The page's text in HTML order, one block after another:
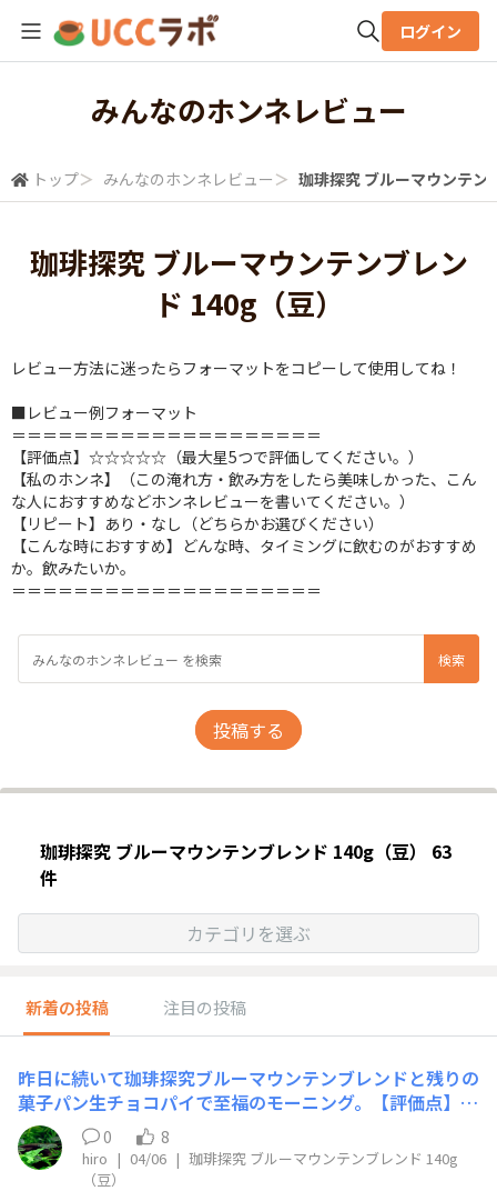
ログイン
みんなのホンネレビュー
トップ＞ みんなのホンネレビュー ＞ 珈琲探究 ブルーマウンテン
珈琲探究 ブルーマウンテンブレン
ド 140g（豆）
レビュー方法に迷ったらフォーマットをコピーして使用してね！
■レビュー例フォーマット
＝＝＝＝＝＝＝＝＝＝＝＝＝＝＝＝＝＝＝＝
【評価点】☆☆☆☆☆（最大星5つで評価してください。）
【私のホンネ】（この淹れ方・飲み方をしたら美味しかった、こん
な人におすすめなどホンネレビューを書いてください。）
【リピート】あり・なし（どちらかお選びください）
【こんな時におすすめ】どんな時、タイミングに飲むのがおすすめ
か。飲みたいか。
＝＝＝＝＝＝＝＝＝＝＝＝＝＝＝＝＝＝＝＝
投稿する
珈琲探究 ブルーマウンテンブレンド 140g（豆） 63
件
カテゴリを選ぶ
新着の投稿 注目の投稿
昨日に続いて珈琲探究ブルーマウンテンブレンドと残りの
菓子パン生チョコパイで至福のモーニング。【評価点】★
★★​★★​【私のホンネ】豆を挽く前、挽いた直後、お湯を
通過したときそれぞれ異なる良い香りがします。酸味が少
なく濃い深みのある味が最高（コクが強め？？？）【リピ
0 8
hiro | 04/06 | 珈琲探究 ブルーマウンテンブレンド 140g
（豆）